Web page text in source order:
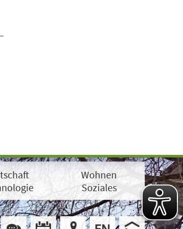
Wohnen
Soziales